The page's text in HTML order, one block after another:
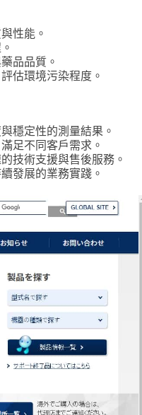
性能。
品品質。
估環境污染程度。
穩定性的測量結果。
足不同客戶需求。
技術支援與售後服務。
發展的業務實踐。